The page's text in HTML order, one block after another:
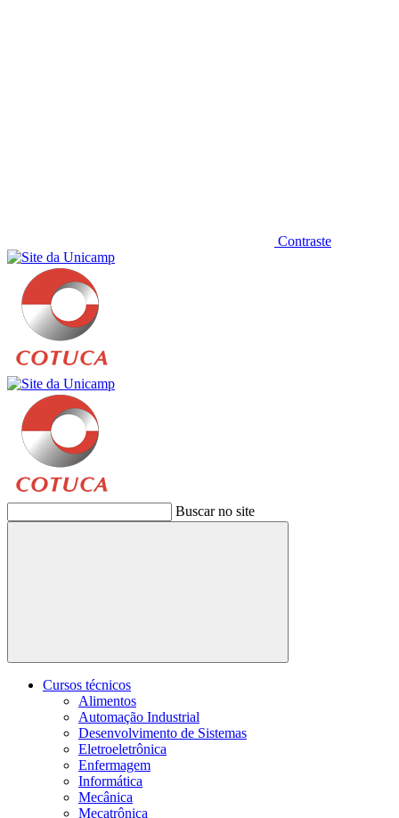
Contraste
Buscar no site
Buscar
Cursos técnicos
Alimentos
Automação Industrial
Desenvolvimento de Sistemas
Eletroeletrônica
Enfermagem
Informática
Mecânica
Mecatrônica